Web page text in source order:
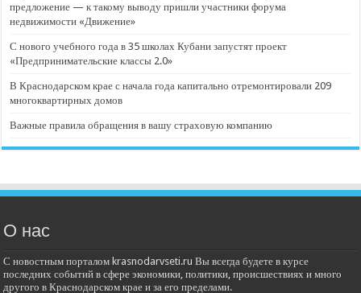
предложение — к такому выводу пришли участники форума
недвижимости «Движение»
С нового учебного года в 35 школах Кубани запустят проект
«Предпринимательские классы 2.0»
В Краснодарском крае с начала года капитально отремонтировали 209
многоквартирных домов
Важные правила обращения в вашу страховую компанию
О нас
С новостным порталом krasnodarvseti.ru Вы всегда будете в курсе
последних событий в сфере экономики, политики, происшествиях и много
другого в Краснодарском крае и за его пределами.